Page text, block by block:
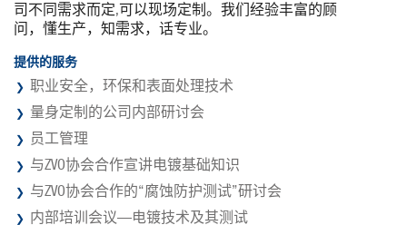
EN
司不同需求而定,可以现场定制。我们经验丰富的顾
问，懂生产，知需求，话专业。
提供的服务
职业安全，环保和表面处理技术
量身定制的公司内部研讨会
员工管理
与ZVO协会合作宣讲电镀基础知识
与ZVO协会合作的“腐蚀防护测试”研讨会
内部培训会议—电镀技术及其测试